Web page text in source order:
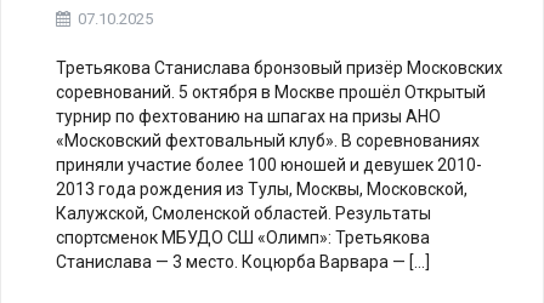
07.10.2025
Третьякова Станислава бронзовый призёр Московских
соревнований. 5 октября в Москве прошёл Открытый
турнир по фехтованию на шпагах на призы АНО
«Московский фехтовальный клуб». В соревнованиях
приняли участие более 100 юношей и девушек 2010-
2013 года рождения из Тулы, Москвы, Московской,
Калужской, Смоленской областей. Результаты
спортсменок МБУДО СШ «Олимп»: Третьякова
Станислава — 3 место. Коцюрба Варвара — […]